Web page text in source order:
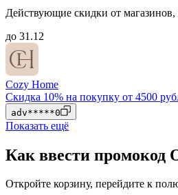
Действующие скидки от
до 31.12
Cozy Home
Скидка 10% на покупку от 4500
adv*****0
Показать ещё
Как ввести промокод
Откройте корзину, перейдите к